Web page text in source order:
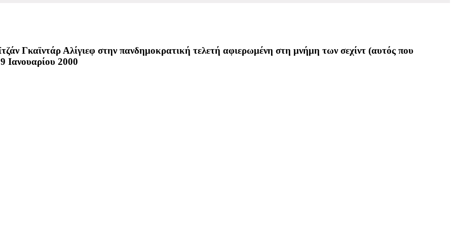
Γκαϊντάρ Αλίγιεφ στην πανδημοκρατική τελετή αφιερωμένη στη μνήμη των σεχίντ (αυτός που
Ιανουαρίου 2000